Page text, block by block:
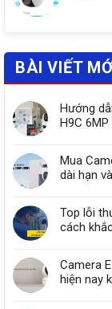
BÀI VIẾT
Hướng
H9C
Mua
dài hạn
Top lỗi
cách
Camera
hiện nay